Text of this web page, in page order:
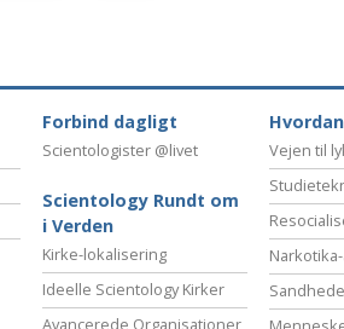
Forbind dagligt
Scientologister @livet
Scientology Rundt om
i Verden
Kirke-lokalisering
Ideelle Scientology Kirker
Avancerede Organisationer
Vejen til